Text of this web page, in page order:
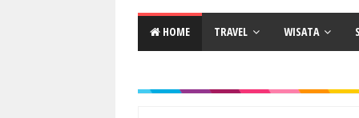
HOME TRAVEL WISATA